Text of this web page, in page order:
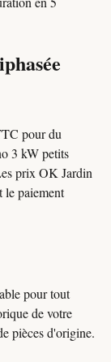
pour du
3 kW petits
prix OK Jardin
paiement
pour tout
de votre
pièces d'origine.